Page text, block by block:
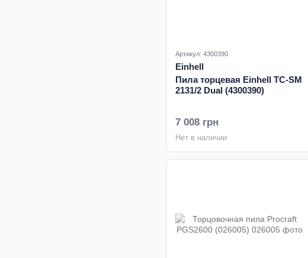
Артикул: 4300390
Einhell
Пила торцевая Einhell TC-SM
2131/2 Dual (4300390)
7 008 грн
Нет в наличии